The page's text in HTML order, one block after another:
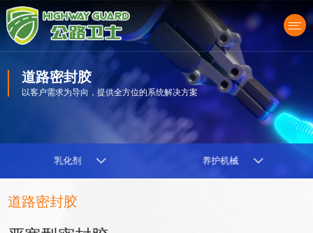
产品中心
道路密封胶
以客户需求为导向，提供全方位的系统解决方案
乳化剂 养护机械
道路密封胶